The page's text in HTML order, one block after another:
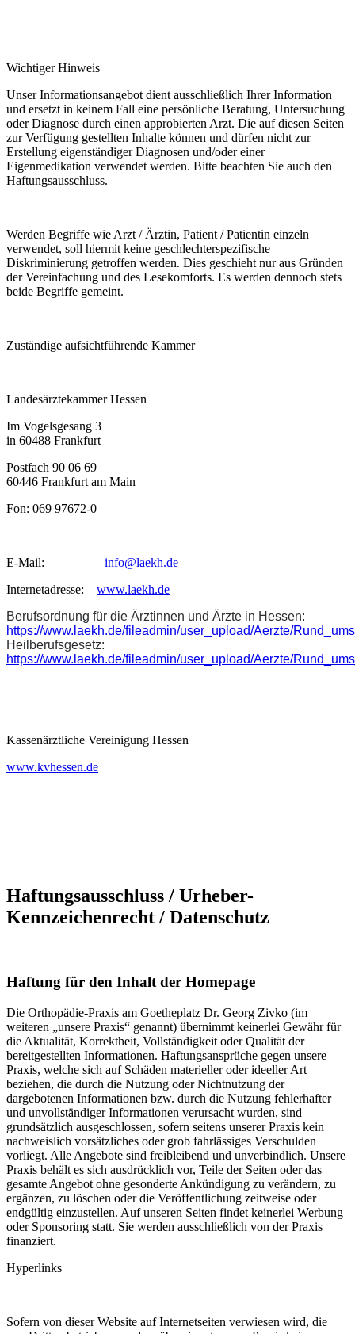
Wichtiger Hinweis
Unser Informationsangebot dient ausschließlich Ihrer Information
und ersetzt in keinem Fall eine persönliche Beratung, Untersuchung
oder Diagnose durch einen approbierten Arzt. Die auf diesen Seiten
zur Verfügung gestellten Inhalte können und dürfen nicht zur
Erstellung eigenständiger Diagnosen und/oder einer
Eigenmedikation verwendet werden. Bitte beachten Sie auch den
Haftungsausschluss.
Werden Begriffe wie Arzt / Ärztin, Patient / Patientin einzeln
verwendet, soll hiermit keine geschlechterspezifische
Diskriminierung getroffen werden. Dies geschieht nur aus Gründen
der Vereinfachung und des Lesekomforts. Es werden dennoch stets
beide Begriffe gemeint.
Zuständige aufsichtführende Kammer
Landesärztekammer Hessen
Im Vogelsgesang 3
in 60488 Frankfurt
Postfach 90 06 69
60446 Frankfurt am Main
Fon: 069 97672-0
E-Mail: info@laekh.de
Internetadresse: www.laekh.de
Berufsordnung für die Ärztinnen und Ärzte in Hessen:
https://www.laekh.de/fileadmin/user_upload/Aerzte/
Heilberufsgesetz:
https://www.laekh.de/fileadmin/user_upload/Aerzte/
Kassenärztliche Vereinigung Hessen
www.kvhessen.de
Haftungsausschluss / Urheber-
Kennzeichenrecht / Datenschutz
Haftung für den Inhalt der Homepage
Die Orthopädie-Praxis am Goetheplatz Dr. Georg Zivko (im
weiteren „unsere Praxis“ genannt) übernimmt keinerlei Gewähr für
die Aktualität, Korrektheit, Vollständigkeit oder Qualität der
bereitgestellten Informationen. Haftungsansprüche gegen unsere
Praxis, welche sich auf Schäden materieller oder ideeller Art
beziehen, die durch die Nutzung oder Nichtnutzung der
dargebotenen Informationen bzw. durch die Nutzung fehlerhafter
und unvollständiger Informationen verursacht wurden, sind
grundsätzlich ausgeschlossen, sofern seitens unserer Praxis kein
nachweislich vorsätzliches oder grob fahrlässiges Verschulden
vorliegt. Alle Angebote sind freibleibend und unverbindlich. Unsere
Praxis behält es sich ausdrücklich vor, Teile der Seiten oder das
gesamte Angebot ohne gesonderte Ankündigung zu verändern, zu
ergänzen, zu löschen oder die Veröffentlichung zeitweise oder
endgültig einzustellen. Auf unseren Seiten findet keinerlei Werbung
oder Sponsoring statt. Sie werden ausschließlich von der Praxis
finanziert.
Hyperlinks
Sofern von dieser Website auf Internetseiten verwiesen wird, die